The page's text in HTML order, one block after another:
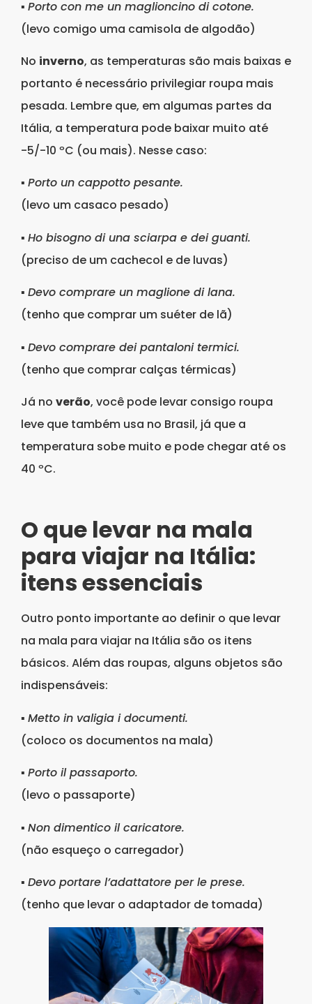
▪ Porto con me un maglioncino di cotone.
(levo comigo uma camisola de algodão)
No inverno, as temperaturas são mais baixas e
portanto é necessário privilegiar roupa mais
pesada. Lembre que, em algumas partes da
Itália, a temperatura pode baixar muito até
-5/-10 ºC (ou mais). Nesse caso:
▪ Porto un cappotto pesante.
(levo um casaco pesado)
▪ Ho bisogno di una sciarpa e dei guanti.
(preciso de um cachecol e de luvas)
▪ Devo comprare un maglione di lana.
(tenho que comprar um suéter de lã)
▪ Devo comprare dei pantaloni termici.
(tenho que comprar calças térmicas)
Já no verão, você pode levar consigo roupa
leve que também usa no Brasil, já que a
temperatura sobe muito e pode chegar até os
40 ºC.
O que levar na mala
para viajar na Itália:
itens essenciais
Outro ponto importante ao definir o que levar
na mala para viajar na Itália são os itens
básicos. Além das roupas, alguns objetos são
indispensáveis:
▪ Metto in valigia i documenti.
(coloco os documentos na mala)
▪ Porto il passaporto.
(levo o passaporte)
▪ Non dimentico il caricatore.
(não esqueço o carregador)
▪ Devo portare l’adattatore per le prese.
(tenho que levar o adaptador de tomada)